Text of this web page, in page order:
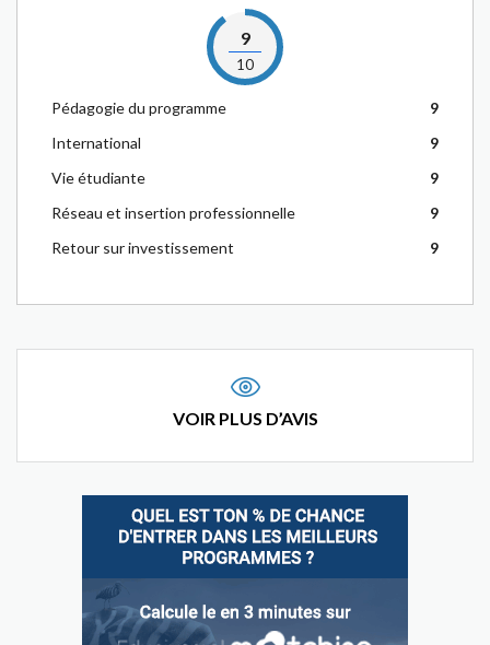
9
10
Pédagogie du programme
9
International
9
Vie étudiante
9
Réseau et insertion professionnelle
9
Retour sur investissement
9
VOIR PLUS D’AVIS